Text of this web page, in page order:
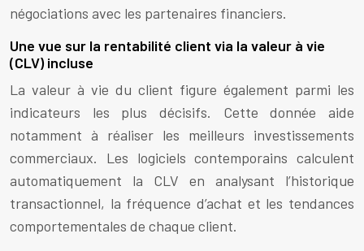
négociations avec les partenaires financiers.
Une vue sur la rentabilité client via la valeur à vie
(CLV) incluse
La valeur à vie du client figure également parmi les
indicateurs les plus décisifs. Cette donnée aide
notamment à réaliser les meilleurs investissements
commerciaux. Les logiciels contemporains calculent
automatiquement la CLV en analysant l’historique
transactionnel, la fréquence d’achat et les tendances
comportementales de chaque client.